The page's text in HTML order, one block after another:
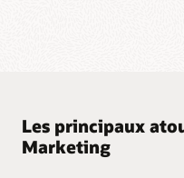
Les principaux
Marketing